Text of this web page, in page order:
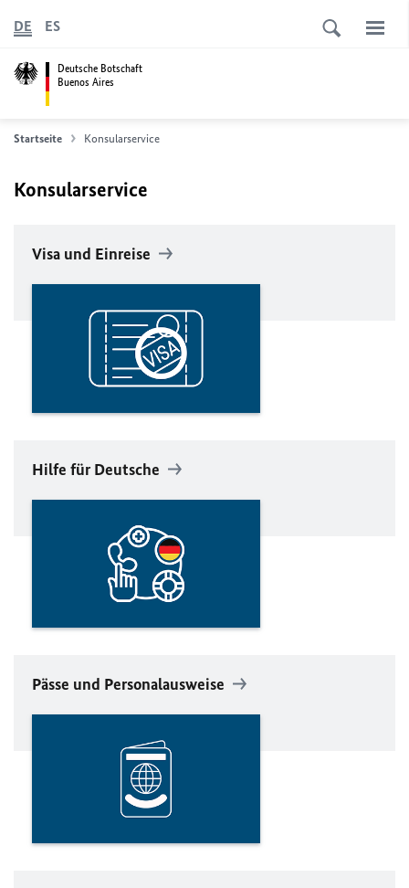
Deutsche Botschaft
Buenos Aires
DE ES
Startseite Konsularservice
Konsularservice
Visa und Einreise
Hilfe für Deutsche
Pässe und Personalausweise